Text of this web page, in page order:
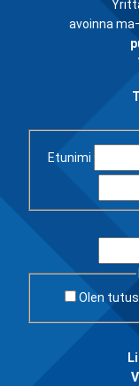
avoinna
Etunimi
Olen